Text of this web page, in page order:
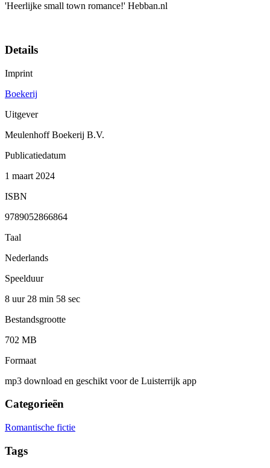
'Heerlijke small town romance!' Hebban.nl
Details
Imprint
Boekerij
Uitgever
Meulenhoff Boekerij B.V.
Publicatiedatum
1 maart 2024
ISBN
9789052866864
Taal
Nederlands
Speelduur
8 uur 28 min 58 sec
Bestandsgrootte
702 MB
Formaat
mp3 download en geschikt voor de Luisterrijk app
Categorieën
Romantische fictie
Tags